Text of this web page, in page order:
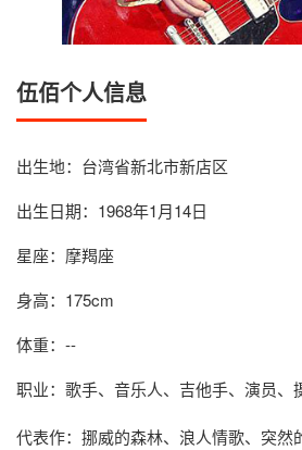
伍佰个人信息
出生地：台湾省新北市新店区
出生日期：1968年1月14日
星座：摩羯座
身高：175cm
体重：--
职业：歌手、音乐人、吉他手、演员、
代表作：挪威的森林、浪人情歌、突然